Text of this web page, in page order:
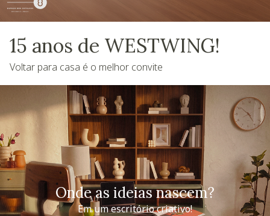
15 anos de WESTWING!
Voltar para casa é o melhor convite
Onde as ideias nascem?
Em um escritório criativo!